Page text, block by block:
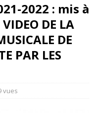
2022 : mis à
DE LA
DE
PAR LES
vues